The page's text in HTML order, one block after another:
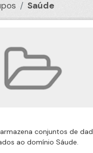
Saúde
conjuntos de dad
ao domínio Sáude.